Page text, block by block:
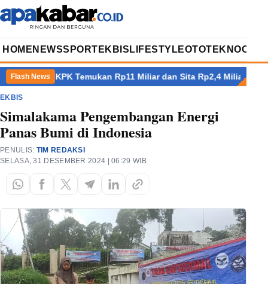
HOME NEWSSPORT EKBIS LIFESTYLEOTOTEKNOOPINI
Flash News
Rp11 Miliar dan Sita Rp2,4 Miliar Valas Korban MBG
EKBIS
Simalakama Pengembangan Energi
Panas Bumi di Indonesia
PENULIS: TIM REDAKSI
SELASA, 31 DESEMBER 2024 | 06:29 WIB